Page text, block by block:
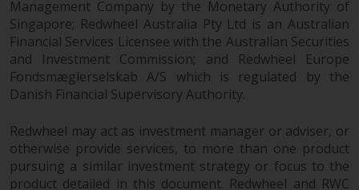
wirksam.
Copyright
Kein Teil dieser Website darf
ohne die vorherige schriftliche
Genehmigung von Redwheel in
Management Company by the Monetary Authority of
Singapore; Redwheel Australia Pty Ltd is an Australian
Financial Services Licensee with the Australian Securities
and Investment Commission; and Redwheel Europe
Fondsmæglerselskab A/S which is regulated by the
Danish Financial Supervisory Authority.
Redwheel may act as investment manager or adviser, or
otherwise provide services, to more than one product
pursuing a similar investment strategy or focus to the
product detailed in this document. Redwheel and RWC